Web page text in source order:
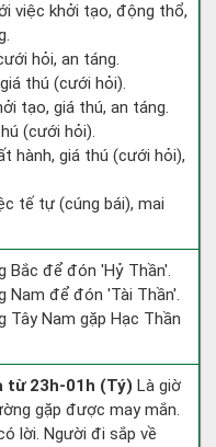
việc khởi tạo, động thổ,
hỏi, an táng.
thú (cưới hỏi).
tạo, giá thú, an táng.
(cưới hỏi).
hành, giá thú (cưới hỏi),
tế tự (cúng bái), mai
Bắc để đón 'Hỷ Thần'.
Nam để đón 'Tài Thần'.
Tây Nam gặp Hạc Thần
từ 23h-01h (Tý) Là giờ
gặp được may mắn.
lời. Người đi sắp về